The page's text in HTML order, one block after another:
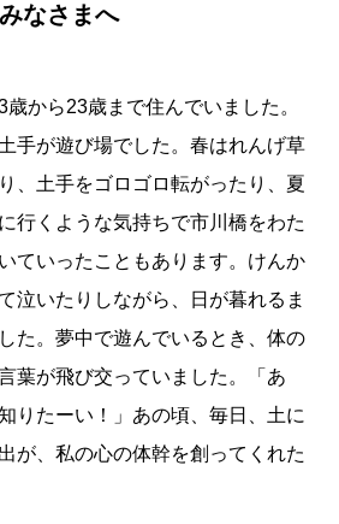
なさまへ
から23歳まで住んでいました。
手が遊び場でした。春はれんげ草
、土手をゴロゴロ転がったり、夏
行くような気持ちで市川橋をわた
ていったこともあります。けんか
泣いたりしながら、日が暮れるま
た。夢中で遊んでいるとき、体の
葉が飛び交っていました。「あ
りたーい！」あの頃、毎日、土に
が、私の心の体幹を創ってくれた